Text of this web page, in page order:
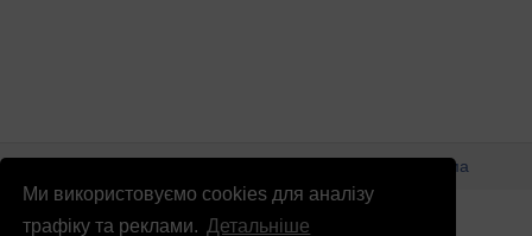
Ми використовуємо cookies для аналізу
трафіку та реклами. Детальніше
© Патріоти України 2026 Правова інформація
Реклама
info@patrioty.org.ua